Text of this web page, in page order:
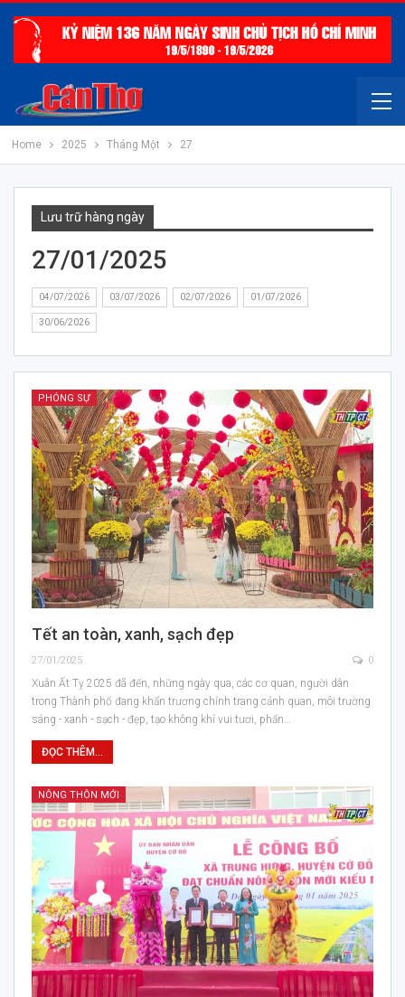
Home 2025 Tháng Một 27
Lưu trữ hàng ngày
27/01/2025
04/07/2026 03/07/2026 02/07/2026 01/07/2026
30/06/2026
PHÓNG SỰ
Tết an toàn, xanh, sạch đẹp
27/01/2025 0
Xuân Ất Tỵ 2025 đã đến, những ngày qua, các cơ quan, người dân
trong Thành phố đang khẩn trương chỉnh trang cảnh quan, môi trường
sáng - xanh - sạch - đẹp, tạo không khí vui tươi, phấn…
ĐỌC THÊM...
NÔNG THÔN MỚI